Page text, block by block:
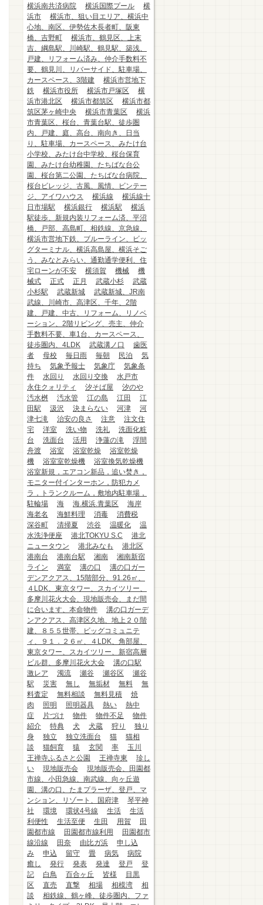
横浜南共済病院
横浜国際プール
横
浜市
横浜市、狙い目エリア、横浜中
心地、南区、伊勢佐木長者町、阪東
橋、吉野町
横浜市、鶴見区、上末
吉、綱島駅、川崎駅、鶴見駅、築浅、
戸建、リフォーム済み、仲介手数料不
要、鶴見川、リバーサイド、駐車場、
カースペース、3階建
横浜市営地下
鉄
横浜市役所 横浜市戸塚区
横
浜市港北区
横浜市都筑区
横浜市都
筑区茅ヶ崎中央
横浜市青葉区
横浜
市青葉区、桜台、青葉台駅、徒歩圏
内、戸建、庭、高台、南向き、日当
り、駐車場、カースペース、みたけ台
小学校、みたけ台中学校、桜台保育
園、みたけ台幼稚園、たちばな台公
園、桜台第二公園、たちばな台病院、
桜台ビレッジ、古風、風情、ビンテー
ジ、アイワハウス
横浜線
横浜線十
日市場駅
横浜銀行 横浜駅
横浜
駅徒歩、新規内装リフォーム済、平沼
橋、戸部、高島町、相鉄線、京急線、
横浜市営地下鉄、ブルーライン、ビッ
グターミナル、横浜高島屋、横浜そご
う、みなとみらい、通勤通学便利、住
宅ローンが不安
横須賀 機械
機
械式
正式 正月 武蔵小杉
武蔵
小杉駅
武蔵新城
武蔵新城、JR南
武線、川崎市、高津区、千年、2階
建、戸建、中古、リフォーム、リノベ
ーション、2階リビング、売主、仲介
手数料不要、車1台、カースペース、
徒歩圏内、4LDK
武蔵溝ノ口
歯医
者
母校 毎日雨 毎朝 民泊
気
持ち
気象予報士 気象庁
気象条
件
水回り 水回り交換
水戸市
永住クォリティ
汐そば屋
汐のや
汚水桝
汚水管 江の島 江田
江
田駅
汲沢 決まらない 河津
河
津七滝
治安の良さ 注意
注文住
宅
洋室 洗い物 洗礼
洗面化粧
台
洗面台 活用 浄蓮の滝
浮間
舟渡
浴室 浴室乾燥
浴室乾燥
機
浴室室乾燥機
浴室換気乾燥機
浴室新規，エアコン新品，追い焚き，
モニター付インターホン，防犯カメ
ラ，トランクルーム，敷地内駐車場，
駐輪場
海 海.横浜.青葉区
海岸
海老名
海鮮料理 消毒
消費税
深谷町
清掃夏 渋谷 温暖化
温
水洗浄便座
港北TOKYU S.C
港北
ニュータウン
港北みなも
港北区
港南台
港南台駅 湘南
湘南新宿
ライン
満室 溝の口
溝の口ガー
デンアクアス、15階部分、91.26㎡、
４LDK、東京タワー、スカイツリー、
多摩川花火大会、現地販売会、まだ間
に合います、本命物件
溝の口ガーデ
ンアクアス、高津区久地、地上２０階
建、８５５世帯、ビッグコミュニテ
ィ、９１．２６㎡、４LDK、角部屋、
東京タワー、スカイツリー、新宿高層
ビル群、多摩川花火大会
溝の口駅
激レア
濁流 瀬谷 瀬谷区
瀬谷
駅
災害 無し 無垢材 無料
無
料査定
無料相談 無料見積
焼
肉
照明 照明器具 熱い
熱中
症
片づけ 物件 物件不足
物件
紹介
特典 犬 犬蔵 狩り
独り
身
独立 独立洗面台 猫
猫相
談
猫飼育 猿 玄関 率
玉川
王禅寺ふるさと公園
王禅寺東
珍し
い
現地販売会
現地販売会、田園都
市線、小田急線、南武線、向ヶ丘遊
園、溝の口、たまプラーザ、登戸、マ
ンション、リゾート、国府津
琴平神
社
環境 環状4号線 生活
生活
利便性
生活至便 生田 用賀
田
園都市線
田園都市線利用
田園都市
線沿線
田奈 由比ガ浜
申し込
み
申込 留守 畳 病気
病院
癒し
発行 発表 発達 登戸
登
記
白鳥 百合ヶ丘 皆様
目黒
区
直売 直撃 相場 相模湾
相
談
相鉄線、鶴ヶ峰、徒歩圏内、ファ